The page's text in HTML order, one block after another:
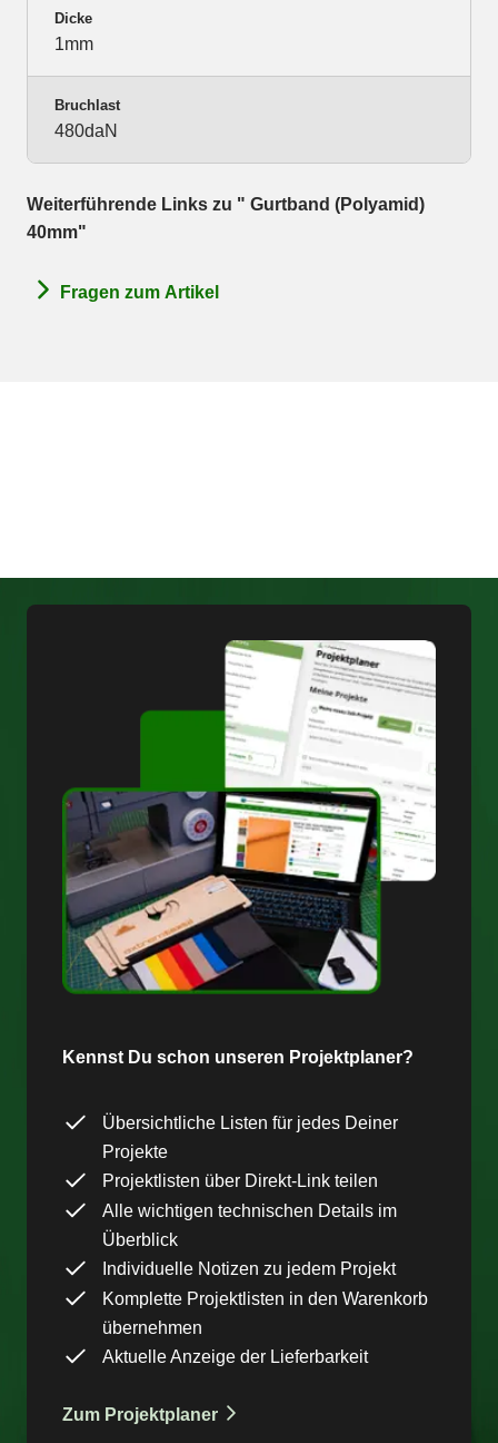
Dicke
1mm
Bruchlast
480daN
Weiterführende Links zu " Gurtband (Polyamid)
40mm"
Fragen zum Artikel
Kennst Du schon unseren Projektplaner?
Übersichtliche Listen für jedes Deiner
Projekte
Projektlisten über Direkt-Link teilen
Alle wichtigen technischen Details im
Überblick
Individuelle Notizen zu jedem Projekt
Komplette Projektlisten in den Warenkorb
übernehmen
Aktuelle Anzeige der Lieferbarkeit
Zum Projektplaner